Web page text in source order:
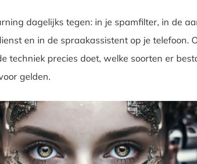
dagelijks tegen: in je spamfilter, in de
en in de spraakassistent op je telefoon.
techniek precies doet, welke soorten er
gelden.